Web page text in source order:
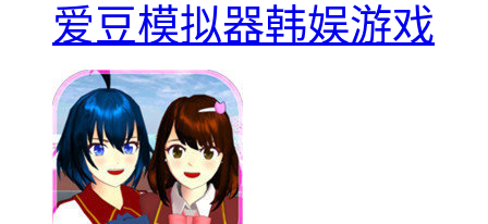
爱豆模拟器韩娱游戏